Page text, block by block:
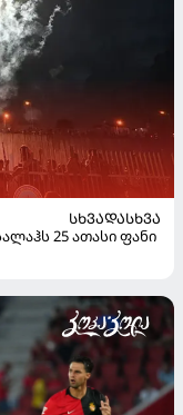
ᲡᲮᲕᲐᲓᲐᲡᲮᲕᲐ
25 ათასი ფანი